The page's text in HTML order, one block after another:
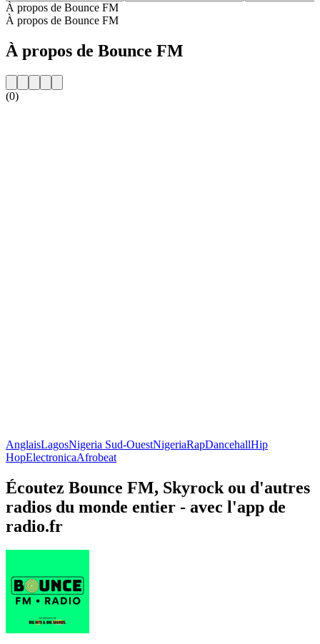
À propos de Bounce FM
À propos de Bounce FM
À propos de Bounce FM
(0)
AnglaisLagosNigeria Sud-OuestNigeriaRapDancehallHip
HopElectronicaAfrobeat
Écoutez Bounce FM, Skyrock ou d'autres
radios du monde entier - avec l'app de
radio.fr